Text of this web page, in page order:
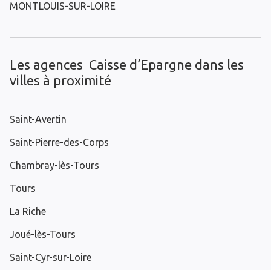
MONTLOUIS-SUR-LOIRE
Les agences Caisse d’Epargne dans les
villes à proximité
Saint-Avertin
Saint-Pierre-des-Corps
Chambray-lès-Tours
Tours
La Riche
Joué-lès-Tours
Saint-Cyr-sur-Loire